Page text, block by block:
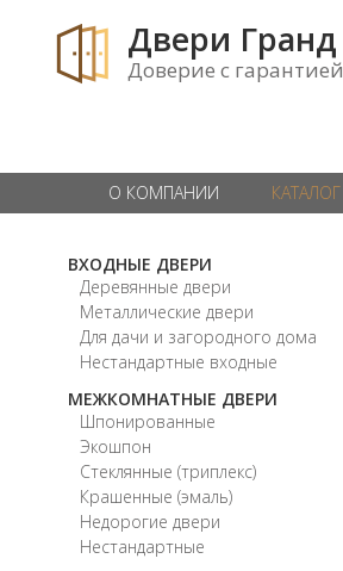
Двери Гранд
Доверие с гарантией
О КОМПАНИИ КАТАЛОГ
ВХОДНЫЕ ДВЕРИ
Деревянные двери
Металлические двери
Для дачи и загородного дома
Нестандартные входные
МЕЖКОМНАТНЫЕ ДВЕРИ
Шпонированные
Экошпон
Стеклянные (триплекс)
Крашенные (эмаль)
Недорогие двери
Нестандартные